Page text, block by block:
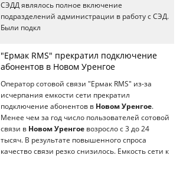
СЭДД являлось полное включение
подразделений администрации в работу с СЭД.
Были подкл
"Ермак RMS" прекратил подключение
абонентов в Новом Уренгое
Оператор сотовой связи "Ермак RMS" из-за
исчерпания емкости сети прекратил
подключение абонентов в Новом Уренгое.
Менее чем за год число пользователей сотовой
связи в Новом Уренгое возросло с 3 до 24
тысяч. В результате повышенного спроса
качество связи резко снизилось. Емкость сети к